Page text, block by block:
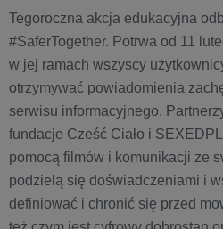
Tegoroczna akcja edukacyjna
#SaferTogether. Potrwa od 11
w jej ramach wszyscy
otrzymywać powiadomienia
serwisu informacyjnego.
fundacje Cześć Ciało i
pomocą filmów i komunikacji ze
podzielą się doświadczeniami i
definiować i chronić się przed